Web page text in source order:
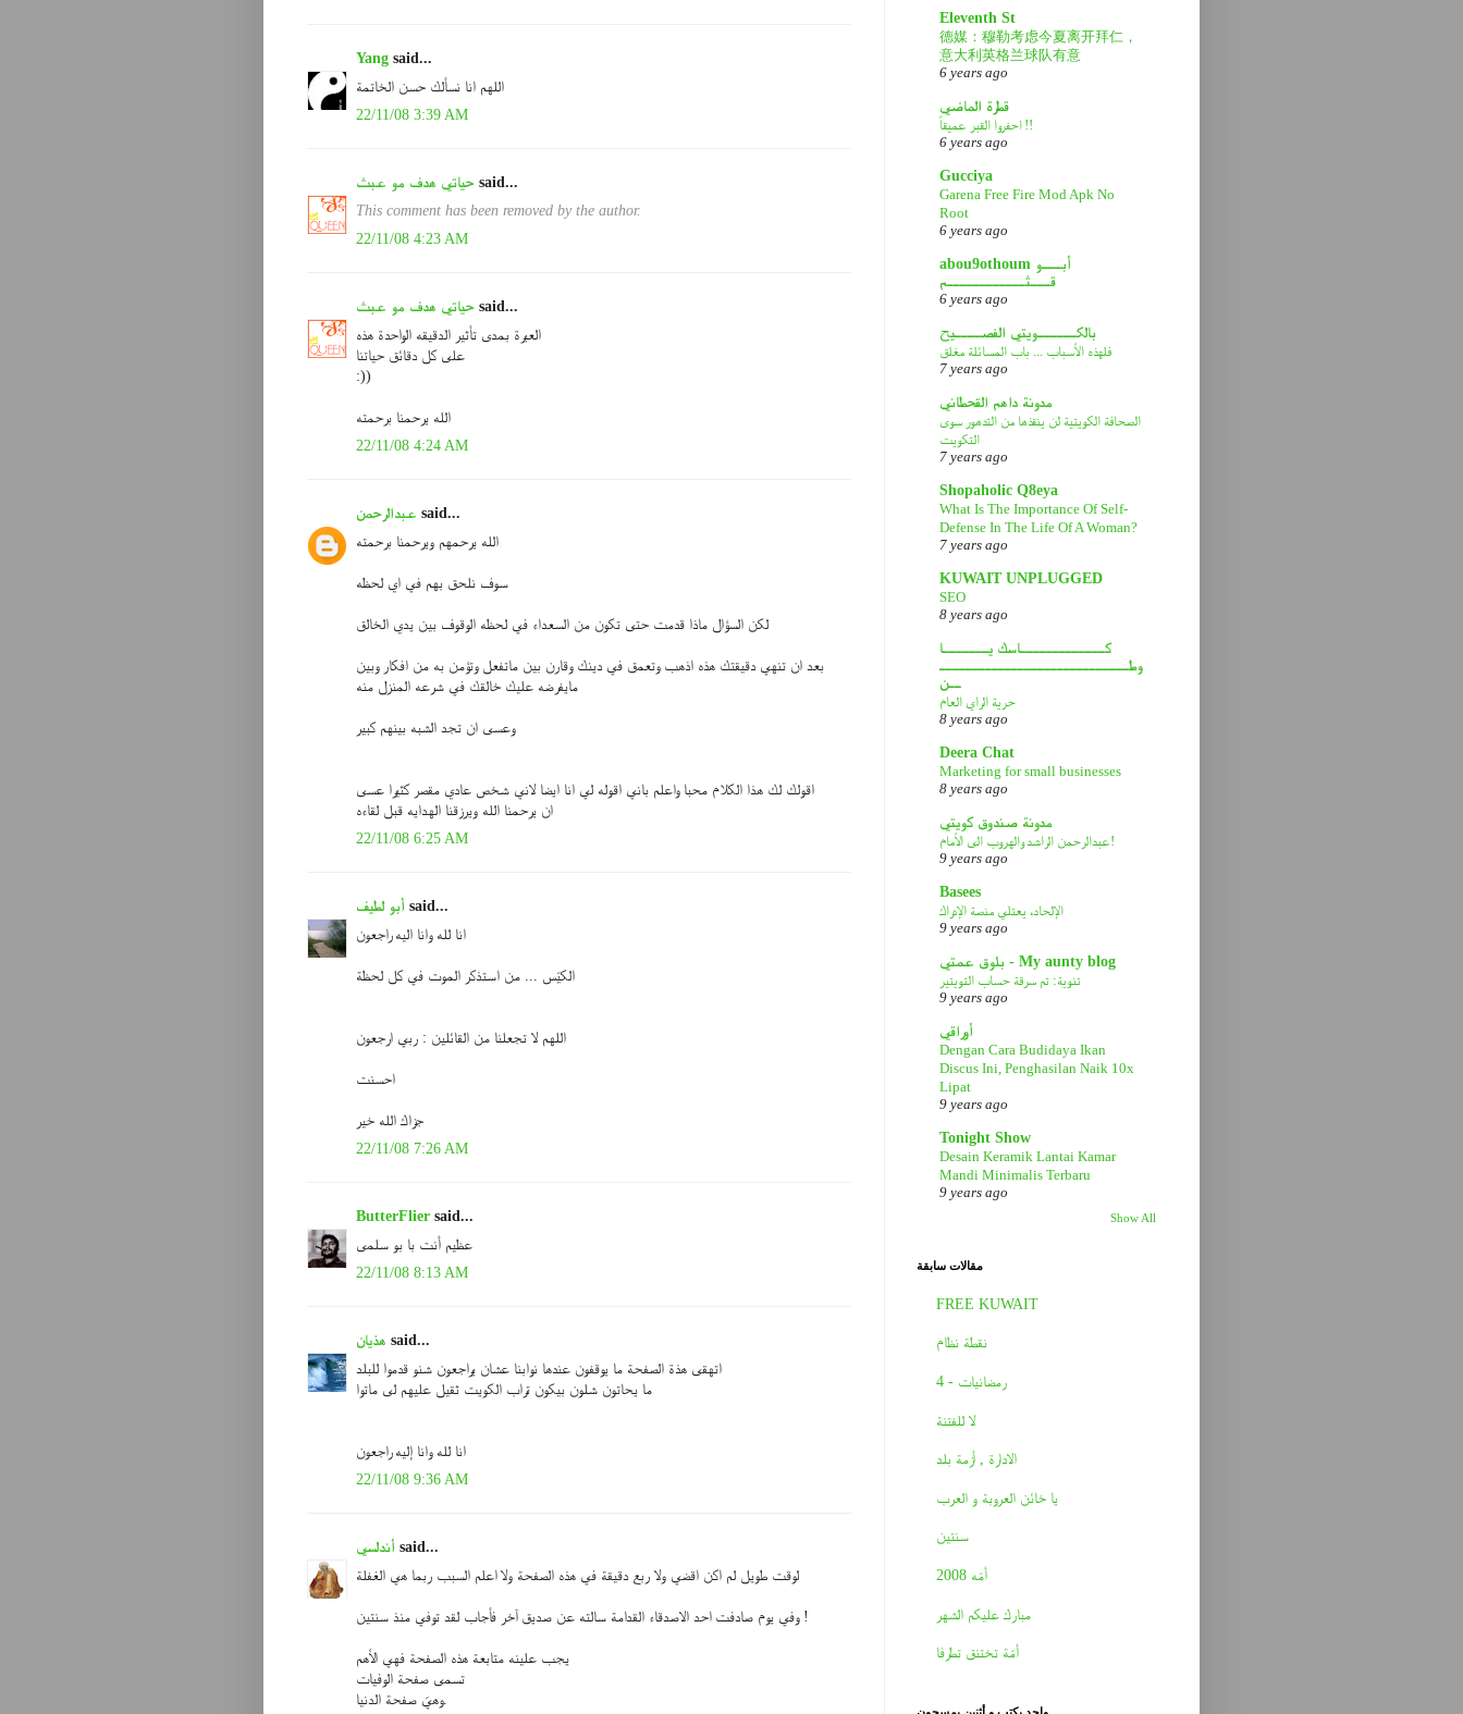
Yang said...
اللهم انا نسألك حسن الخاتمة
22/11/08 3:39 AM
حياتي هدف مو عبث said...
This comment has been removed by the author.
22/11/08 4:23 AM
حياتي هدف مو عبث said...
العبرة بمدى تأثير الدقيقه الواحدة هذه
على كل دقائق حياتنا
:))
الله يرحمنا برحمته
22/11/08 4:24 AM
عبدالرحمن said...
الله يرحمهم ويرحمنا برحمته
سوف نلحق بهم في اي لحظه
لكن السؤال ماذا قدمت حتى تكون من السعداء في لحظه الوقوف بين يدي الخالق
بعد ان تنهي دقيقتك هذه اذهب وتعمق في دينك وقارن بين ماتفعل وتؤمن به من افكار وبين
مايفرضه عليك خالقك في شرعه المنزل منه
وعسى ان تجد الشبه بينهم كبير
اقولك لك هذا الكلام محبا واعلم باني اقوله لي انا ايضا لاني شخص عادي مقصر كثيرا عسى
ان يرحمنا الله ويرزقنا الهدايه قبل لقاءه
22/11/08 6:25 AM
أبو لطيف said...
انا لله وانا اليه راجعون
الكيّس ... من استذكر الموت في كل لحظة
اللهم لا تجعلنا من القائلين : ربي ارجعون
احسنت
جزاك الله خير
22/11/08 7:26 AM
ButterFlier said...
عظيم أنت با بو سلمى
22/11/08 8:13 AM
هذيان said...
اتهقى هذة الصفحة ما يوقفون عندها نوابنا عشان يراجعون شنو قدموا للبلد
ما يحاتون شلون بيكون تراب الكويت ثقيل عليهم لى ماتوا
انا لله وانا إليه راجعون
22/11/08 9:36 AM
أندلسي said...
لوقت طويل لم اكن اقضي ولا ربع دقيقة في هذه الصفحة ولا اعلم السبب ربما هي الغفلة
وفي يوم صادفت احد الاصدقاء القدامة سالته عن صديق آخر فأجاب لقد توفي منذ سنتين !
يجب علينه متابعة هذه الصفحة فهي الأهم
تسمى صفحة الوفيات
وهيّ صفحة الدنيا.
Eleventh St
德媒：穆勒考虑今夏离开拜仁，
意大利英格兰球队有意
6 years ago
قطرة الماضي
احفروا القبر عميقاً !!
6 years ago
Gucciya
Garena Free Fire Mod Apk No
Root
6 years ago
abou9othoum أبـــو
قـــثــــــــــــم
6 years ago
بالكــــــويتي الفصــــيح
فلهذه الأسباب ... باب المسائلة مغلق
7 years ago
مدونة داهم القحطاني
الصحافة الكويتية لن ينقذها من التدهور سوى
التكويت
7 years ago
Shopaholic Q8eya
What Is The Importance Of Self-
Defense In The Life Of A Woman?
7 years ago
KUWAIT UNPLUGGED
SEO
8 years ago
كـــــــــــــاسك يـــــــا
وطـــــــــــــــــــــــــــــ
ــن
حرية الراي العام
8 years ago
Deera Chat
Marketing for small businesses
8 years ago
مدونة صندوق كويتي
عبدالرحمن الراشد والهروب الى الأمام!
9 years ago
Basees
الإلحاد، يعتلي منصة الإدراك
9 years ago
بلوق عمتي - My aunty blog
تنوية: تم سرقة حساب التويتير
9 years ago
أوراقي
Dengan Cara Budidaya Ikan
Discus Ini, Penghasilan Naik 10x
Lipat
9 years ago
Tonight Show
Desain Keramik Lantai Kamar
Mandi Minimalis Terbaru
9 years ago
Show All
مقالات سابقة
FREE KUWAIT
نقطة نظام
رمضانيات - 4
لا للفتنة
الادارة , أزمة بلد
يا خائن العروبة و العرب
سنتين
أمّه 2008
مبارك عليكم الشهر
أمّة تختنق تطرفا